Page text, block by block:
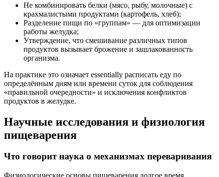
Не комбинировать белки (мясо, рыбу, молочные) с
крахмалистыми продуктами (картофель, хлеб);
Разделение пищи по «группам» — для оптимизации
работы желудка;
Утверждение, что смешивание различных типов
продуктов вызывает брожение и зашлакованность
организма.
На практике это означает essentially расписать еду по
определённым дням или времени суток для соблюдения
«правильной очередности» и исключения конфликтов
продуктов в желудке.
Научные исследования и физиология
пищеварения
Что говорит наука о механизмах переваривания